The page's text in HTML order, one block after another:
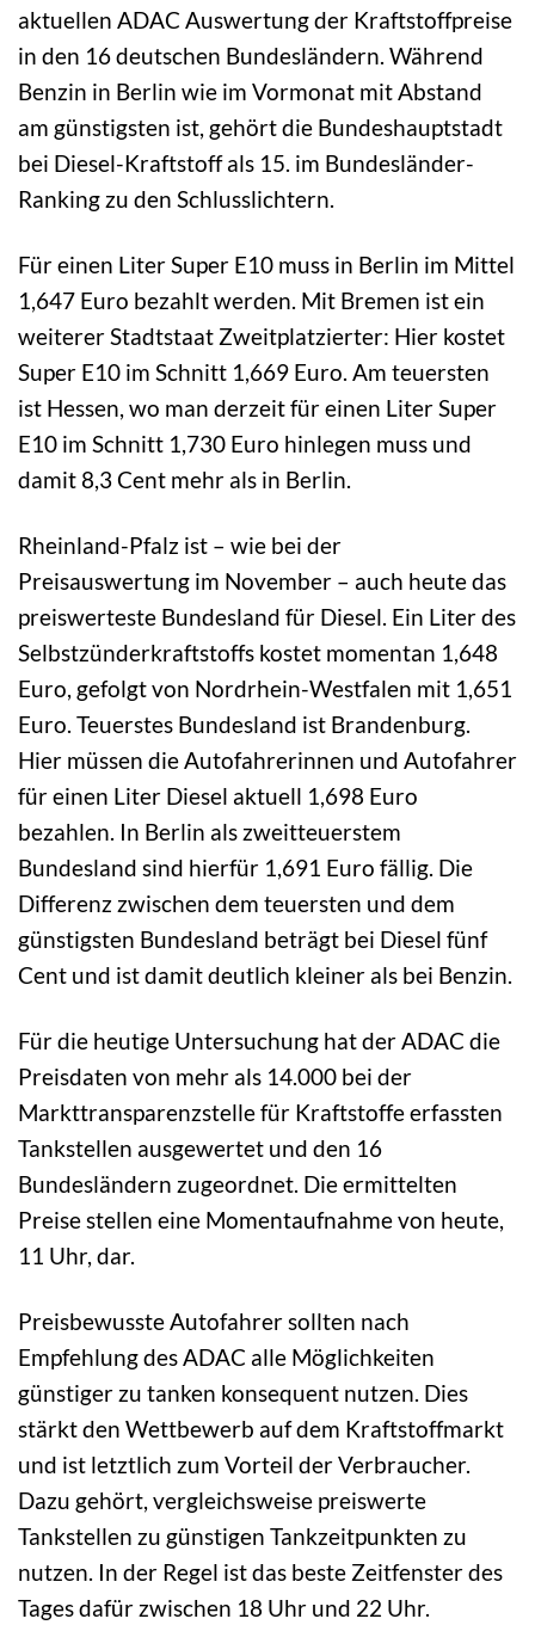
aktuellen ADAC Auswertung der Kraftstoffpreise
in den 16 deutschen Bundesländern. Während
Benzin in Berlin wie im Vormonat mit Abstand
am günstigsten ist, gehört die Bundeshauptstadt
bei Diesel-Kraftstoff als 15. im Bundesländer-
Ranking zu den Schlusslichtern.
Für einen Liter Super E10 muss in Berlin im Mittel
1,647 Euro bezahlt werden. Mit Bremen ist ein
weiterer Stadtstaat Zweitplatzierter: Hier kostet
Super E10 im Schnitt 1,669 Euro. Am teuersten
ist Hessen, wo man derzeit für einen Liter Super
E10 im Schnitt 1,730 Euro hinlegen muss und
damit 8,3 Cent mehr als in Berlin.
Rheinland-Pfalz ist – wie bei der
Preisauswertung im November – auch heute das
preiswerteste Bundesland für Diesel. Ein Liter des
Selbstzünderkraftstoffs kostet momentan 1,648
Euro, gefolgt von Nordrhein-Westfalen mit 1,651
Euro. Teuerstes Bundesland ist Brandenburg.
Hier müssen die Autofahrerinnen und Autofahrer
für einen Liter Diesel aktuell 1,698 Euro
bezahlen. In Berlin als zweitteuerstem
Bundesland sind hierfür 1,691 Euro fällig. Die
Differenz zwischen dem teuersten und dem
günstigsten Bundesland beträgt bei Diesel fünf
Cent und ist damit deutlich kleiner als bei Benzin.
Für die heutige Untersuchung hat der ADAC die
Preisdaten von mehr als 14.000 bei der
Markttransparenzstelle für Kraftstoffe erfassten
Tankstellen ausgewertet und den 16
Bundesländern zugeordnet. Die ermittelten
Preise stellen eine Momentaufnahme von heute,
11 Uhr, dar.
Preisbewusste Autofahrer sollten nach
Empfehlung des ADAC alle Möglichkeiten
günstiger zu tanken konsequent nutzen. Dies
stärkt den Wettbewerb auf dem Kraftstoffmarkt
und ist letztlich zum Vorteil der Verbraucher.
Dazu gehört, vergleichsweise preiswerte
Tankstellen zu günstigen Tankzeitpunkten zu
nutzen. In der Regel ist das beste Zeitfenster des
Tages dafür zwischen 18 Uhr und 22 Uhr.